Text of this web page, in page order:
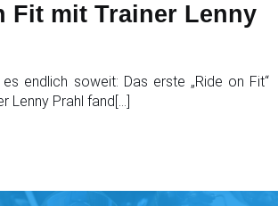
Fit mit Trainer Lenny
endlich soweit: Das erste „Ride on Fit“
Lenny Prahl fand[…]